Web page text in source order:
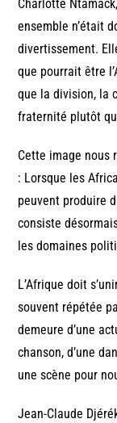
Charlotte
ensemble n’était
divertissement.
que pourrait être
que la division, la
fraternité plutôt
Cette image nous
: Lorsque les
peuvent produire
consiste
les domaines
L’Afrique doit
souvent répétée
demeure d’une
chanson, d’une
une scène pour
Jean-Claude